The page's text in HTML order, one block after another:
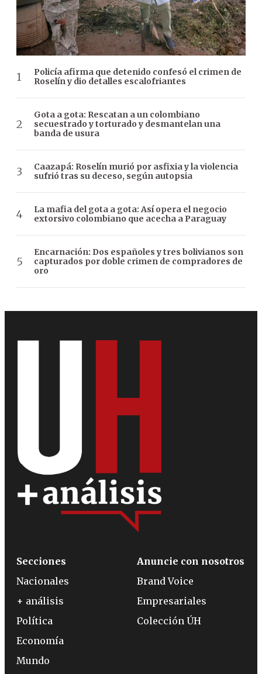
Policía afirma que detenido confesó el crimen de
Roselín y dio detalles escalofriantes
Gota a gota: Rescatan a un colombiano
secuestrado y torturado y desmantelan una
banda de usura
Caazapá: Roselín murió por asfixia y la violencia
sufrió tras su deceso, según autopsia
La mafia del gota a gota: Así opera el negocio
extorsivo colombiano que acecha a Paraguay
Encarnación: Dos españoles y tres bolivianos son
capturados por doble crimen de compradores de
oro
Secciones
Nacionales
+ análisis
Política
Economía
Mundo
Anuncie con nosotros
Brand Voice
Empresariales
Colección ÚH